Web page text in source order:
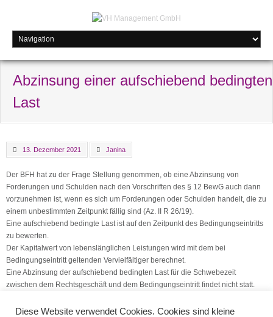
Abzinsung einer aufschiebend bedingten
Last
13. Dezember 2021 Janina
Der BFH hat zu der Frage Stellung genommen, ob eine Abzinsung von
Forderungen und Schulden nach den Vorschriften des § 12 BewG auch dann
vorzunehmen ist, wenn es sich um Forderungen oder Schulden handelt, die zu
einem unbestimmten Zeitpunkt fällig sind (Az. II R 26/19).
Eine aufschiebend bedingte Last ist auf den Zeitpunkt des Bedingungseintritts
zu bewerten.
Der Kapitalwert von lebenslänglichen Leistungen wird mit dem bei
Bedingungseintritt geltenden Vervielfältiger berechnet.
Eine Abzinsung der aufschiebend bedingten Last für die Schwebezeit
zwischen dem Rechtsgeschäft und dem Bedingungseintritt findet nicht statt.
(Quelle: V.S.H. Dienstleistungs GmbH)
Diese Website verwendet Cookies. Cookies sind kleine